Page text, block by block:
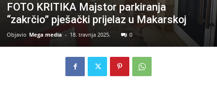
FOTO KRITIKA Majstor parkiranja
“zakrčio” pješački prijelaz u Makarskoj
Objavio Mega media - 18. travnja 2025. 0